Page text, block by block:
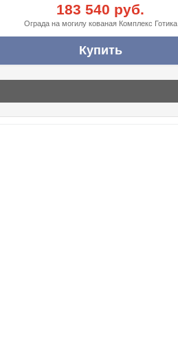
183 540 руб.
Ограда на могилу кованая Комплекс Готика